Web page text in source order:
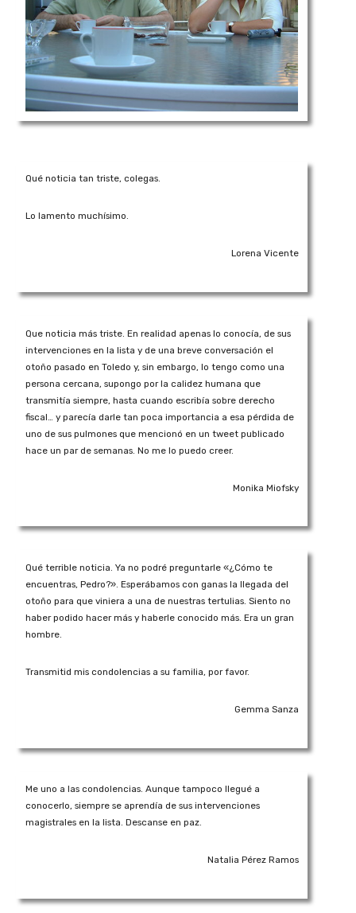
Qué noticia tan triste, colegas.
Lo lamento muchísimo.
Lorena Vicente
Que noticia más triste. En realidad apenas lo conocía, de sus
intervenciones en la lista y de una breve conversación el
otoño pasado en Toledo y, sin embargo, lo tengo como una
persona cercana, supongo por la calidez humana que
transmitía siempre, hasta cuando escribía sobre derecho
fiscal… y parecía darle tan poca importancia a esa pérdida de
uno de sus pulmones que mencionó en un tweet publicado
hace un par de semanas. No me lo puedo creer.
Monika Miofsky
Qué terrible noticia. Ya no podré preguntarle «¿Cómo te
encuentras, Pedro?». Esperábamos con ganas la llegada del
otoño para que viniera a una de nuestras tertulias. Siento no
haber podido hacer más y haberle conocido más. Era un gran
hombre.
Transmitid mis condolencias a su familia, por favor.
Gemma Sanza
Me uno a las condolencias. Aunque tampoco llegué a
conocerlo, siempre se aprendía de sus intervenciones
magistrales en la lista. Descanse en paz.
Natalia Pérez Ramos